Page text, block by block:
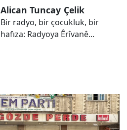
Alican Tuncay Çelik
Bir radyo, bir çocukluk, bir
hafıza: Radyoya Êrîvanê...